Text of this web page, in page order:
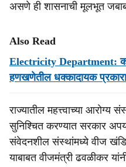
असणे ही शासनाची मूलभूत
Also Read
Electricity Department:
हणखणेतील धक्कादायक
राज्यातील महत्त्वाच्या आरोग्य
सुनिश्चित करण्यात सरकार
संवेदनशील संस्थांमध्ये वीज
याबाबत वीजमंत्री ढवळीकर